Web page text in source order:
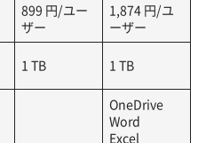
899 円/ユー
ザー
1,874 円/ユ
ーザー
1 TB 1 TB
OneDrive
Word
Excel